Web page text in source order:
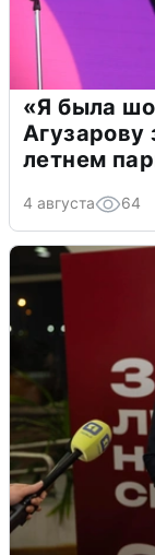
«Я была
Агузарову
летнем
4 августа 64